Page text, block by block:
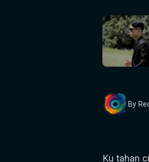
By
Ku tahan